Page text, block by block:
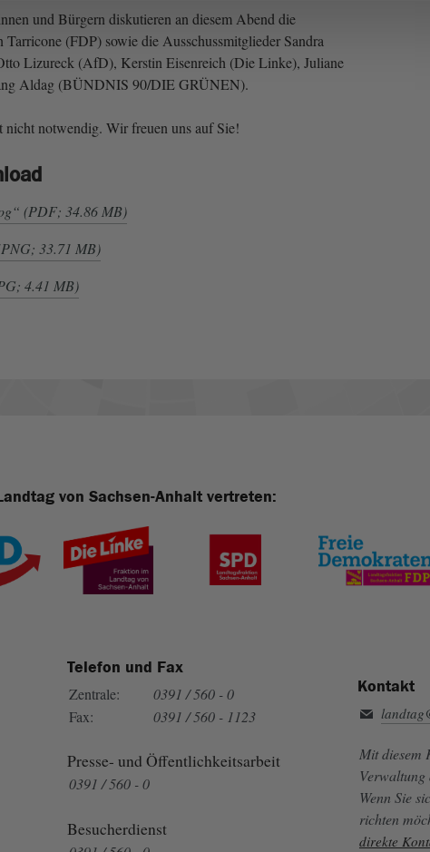
und Bürgern diskutieren an diesem Abend die
Tarricone (FDP) sowie die Ausschussmitglieder Sandra
Lizureck (AfD), Kerstin Eisenreich (Die Linke), Juliane
Aldag (BÜNDNIS 90/DIE GRÜNEN).
notwendig. Wir freuen uns auf Sie!
(PDF; 34.86 MB)
33.71 MB)
4.41 MB)
von Sachsen-Anhalt vertreten:
Telefon und Fax
Zentrale:
0391 / 560 - 0
Fax:
0391 / 560 - 1123
Presse- und Öffentlichkeitsarbeit
0391 / 560 - 0
Besucherdienst
Kontakt
Mit diesem
Verwaltung
Wenn Sie
richten
direkte